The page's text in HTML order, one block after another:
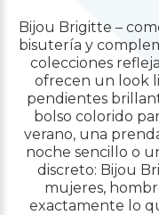
Bijou Brigitte –
bisutería y
colecciones
ofrecen un look
pendientes
bolso colorido
verano, una
noche sencillo o
discreto: Bijou
mujeres,
exactamente lo